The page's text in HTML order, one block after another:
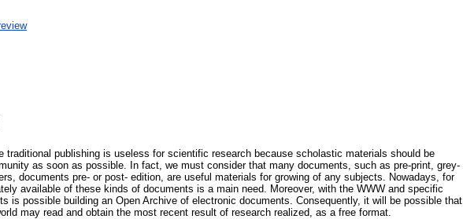
traditional publishing is useless for scientific research because scholastic materials should be
as soon as possible. In fact, we must consider that many documents, such as pre-print, grey-
documents pre- or post- edition, are useful materials for growing of any subjects. Nowadays, for
available of these kinds of documents is a main need. Moreover, with the WWW and specific
is possible building an Open Archive of electronic documents. Consequently, it will be possible that
may read and obtain the most recent result of research realized, as a free format.